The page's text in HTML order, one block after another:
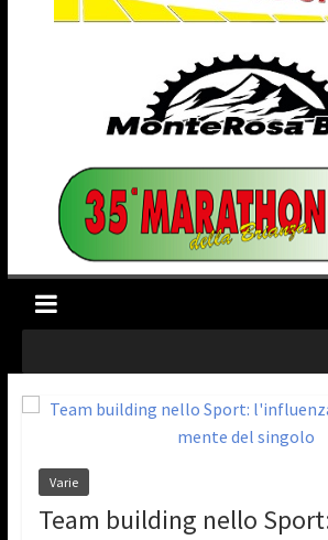
Varie
Team building nello